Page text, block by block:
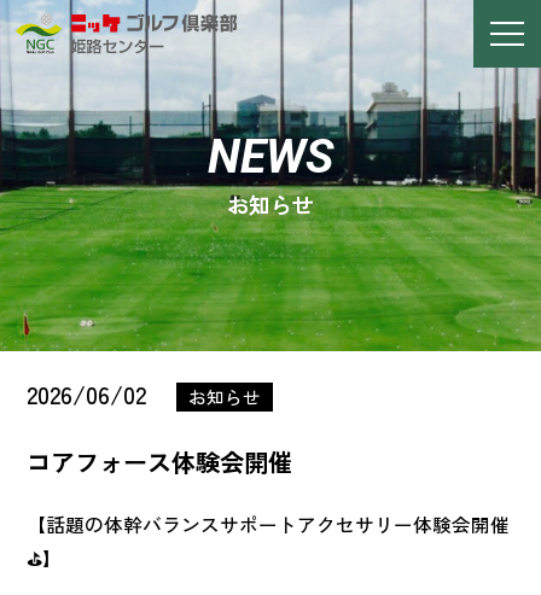
姫路センターTOP 営業案内
施設案内 スクール案内
法人プラン お知らせ
アクセス
ニッケゴルフ倶楽部TOP
企業情報
NEWS
お知らせ
2026/06/02 お知らせ
コアフォース体験会開催
【話題の体幹バランスサポートアクセサリー体験会開催
⛳】